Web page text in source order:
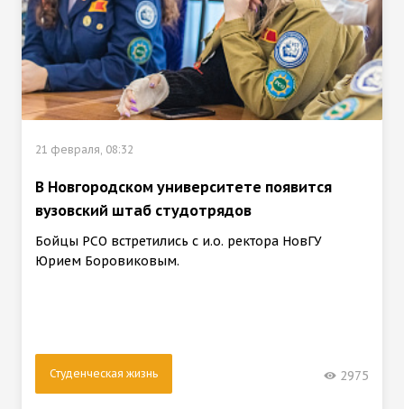
21 февраля, 08:32
В Новгородском университете появится
вузовский штаб студотрядов
Бойцы РСО встретились с и.о. ректора НовГУ
Юрием Боровиковым.
Студенческая жизнь 2975